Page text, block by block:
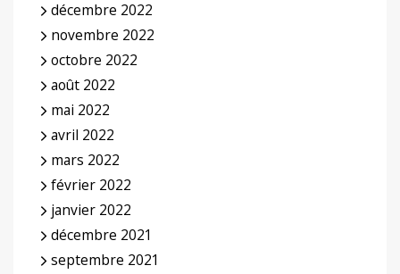
décembre 2022
novembre 2022
octobre 2022
août 2022
mai 2022
avril 2022
mars 2022
février 2022
janvier 2022
décembre 2021
septembre 2021